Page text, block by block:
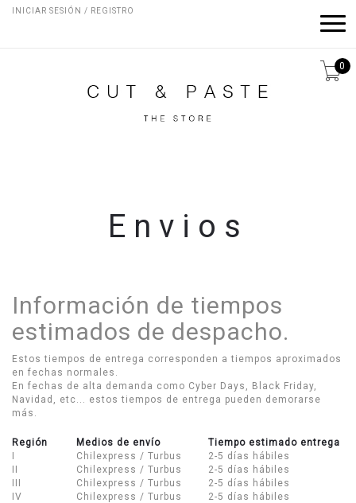
INICIAR SESIÓN / REGISTRO
0
Envios
Información de tiempos
estimados de despacho.
Estos tiempos de entrega corresponden a tiempos aproximados
en fechas normales.
En fechas de alta demanda como Cyber Days, Black Friday,
Navidad, etc... estos tiempos de entrega pueden demorarse
más.
Región Medios de envío Tiempo estimado entrega
Chilexpress / Turbus
2-5 días hábiles
Chilexpress / Turbus
2-5 días hábiles
Chilexpress / Turbus
2-5 días hábiles
IV
Chilexpress / Turbus
2-5 días hábiles